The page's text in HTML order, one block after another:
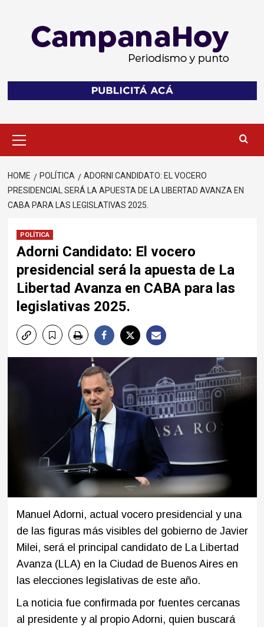
Menu
HOME POLÍTICA
ADORNI CANDIDATO: EL VOCERO
PRESIDENCIAL SERÁ LA APUESTA DE LA LIBERTAD AVANZA EN
CABA PARA LAS LEGISLATIVAS 2025.
POLÍTICA
Adorni Candidato: El vocero
presidencial será la apuesta de La
Libertad Avanza en CABA para las
legislativas 2025.
Manuel Adorni, actual vocero presidencial y una
de las figuras más visibles del gobierno de Javier
Milei, será el principal candidato de La Libertad
Avanza (LLA) en la Ciudad de Buenos Aires en
las elecciones legislativas de este año.
La noticia fue confirmada por fuentes cercanas
al presidente y al propio Adorni, quien buscará